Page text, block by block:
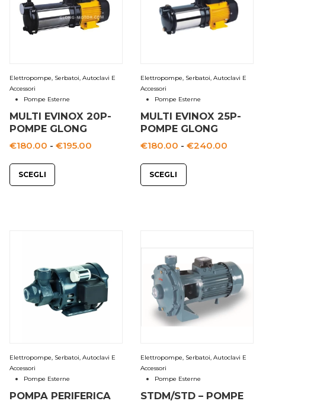
Elettropompe, Serbatoi, Autoclavi E
Accessori
Pompe Esterne
MULTI EVINOX 20P-
POMPE GLONG
€180.00 - €195.00Fascia
SCEGLI
Elettropompe, Serbatoi, Autoclavi E
Accessori
Pompe Esterne
MULTI EVINOX 25P-
POMPE GLONG
€180.00 - €240.00Fascia
SCEGLI
Elettropompe, Serbatoi, Autoclavi E
Accessori
Pompe Esterne
POMPA PERIFERICA
Elettropompe, Serbatoi, Autoclavi E
Accessori
Pompe Esterne
STDM/STD – POMPE